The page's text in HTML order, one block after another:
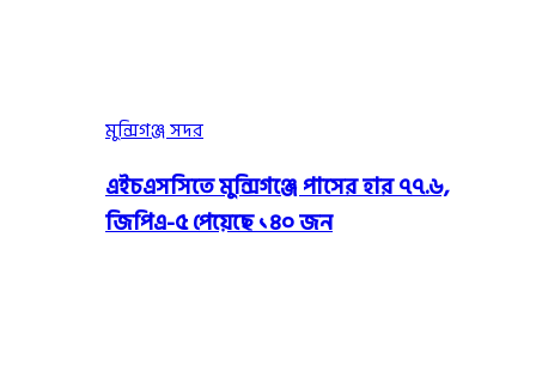
মুন্সিগঞ্জ সদর
এইচএসসিতে মুন্সিগঞ্জে পাসের হার ৭৭.৬,
জিপিএ-৫ পেয়েছে ১৪০ জন